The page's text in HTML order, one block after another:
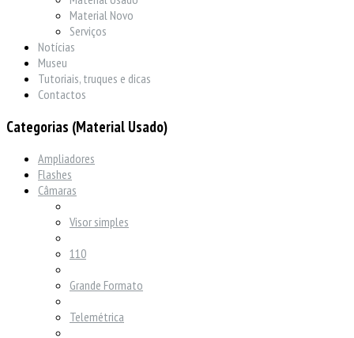
Material Novo
Serviços
Notícias
Museu
Tutoriais, truques e dicas
Contactos
Categorias (Material Usado)
Ampliadores
Flashes
Câmaras
Visor simples
110
Grande Formato
Telemétrica